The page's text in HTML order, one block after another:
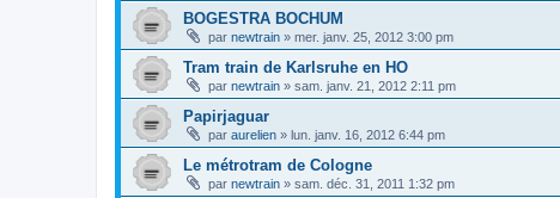
BOGESTRA BOCHUM
par newtrain » mer. janv. 25, 2012 3:00 pm
Tram train de Karlsruhe en HO
par newtrain » sam. janv. 21, 2012 2:11 pm
Papirjaguar
par aurelien » lun. janv. 16, 2012 6:44 pm
Le métrotram de Cologne
par newtrain » sam. déc. 31, 2011 1:32 pm